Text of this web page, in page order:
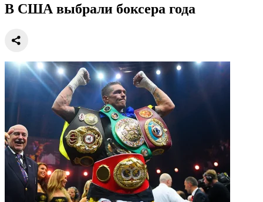
В США выбрали боксера года